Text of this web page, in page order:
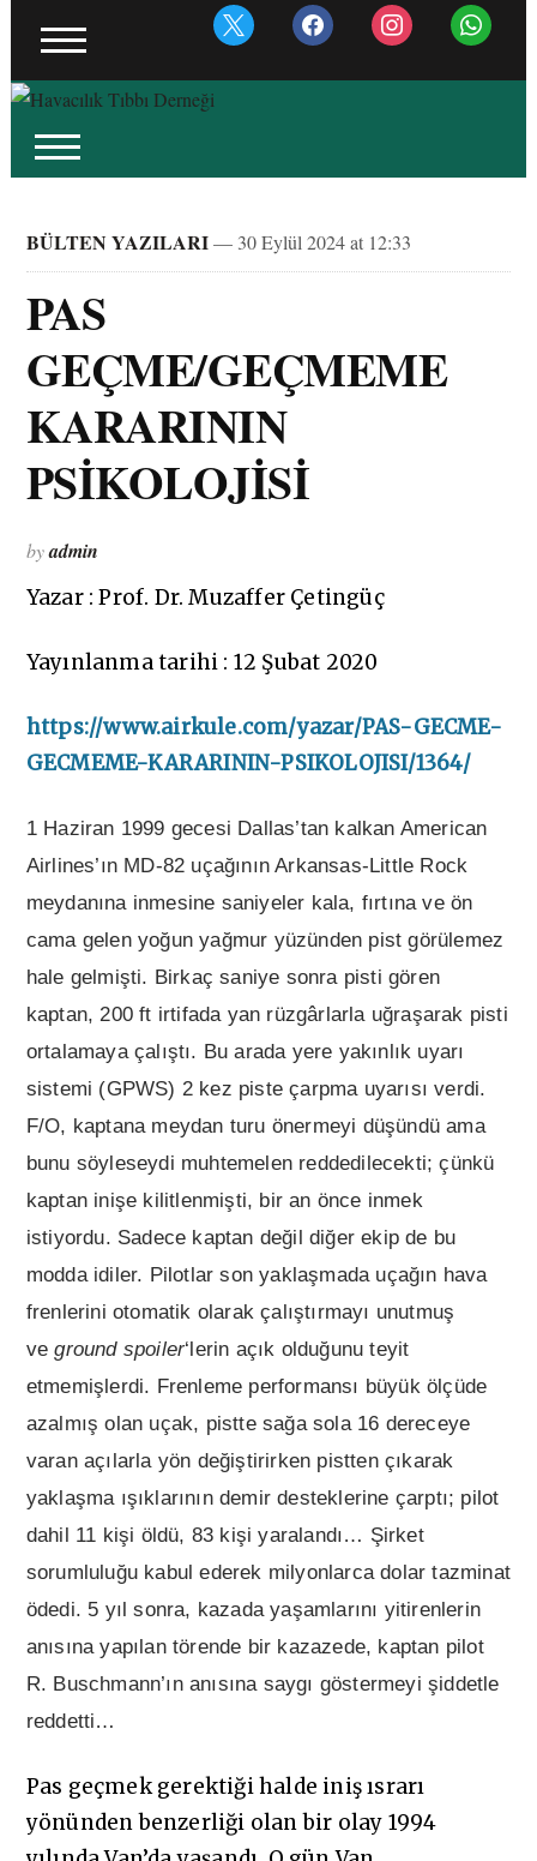
BÜLTEN YAZILARI— 30 Eylül 2024 at 12:33
PAS
GEÇME/GEÇMEME
KARARININ
PSİKOLOJİSİ
byadmin
Yazar : Prof. Dr. Muzaffer Çetingüç
Yayınlanma tarihi : 12 Şubat 2020
https://www.airkule.com/yazar/PAS-GECME-
GECMEME-KARARININ-PSIKOLOJISI/1364/
1 Haziran 1999 gecesi Dallas’tan kalkan American
Airlines’ın MD-82 uçağının Arkansas-Little Rock
meydanına inmesine saniyeler kala, fırtına ve ön
cama gelen yoğun yağmur yüzünden pist görülemez
hale gelmişti. Birkaç saniye sonra pisti gören
kaptan, 200 ft irtifada yan rüzgârlarla uğraşarak pisti
ortalamaya çalıştı. Bu arada yere yakınlık uyarı
sistemi (GPWS) 2 kez piste çarpma uyarısı verdi.
F/O, kaptana meydan turu önermeyi düşündü ama
bunu söyleseydi muhtemelen reddedilecekti; çünkü
kaptan inişe kilitlenmişti, bir an önce inmek
istiyordu. Sadece kaptan değil diğer ekip de bu
modda idiler. Pilotlar son yaklaşmada uçağın hava
frenlerini otomatik olarak çalıştırmayı unutmuş
veground spoiler‘lerin açık olduğunu teyit
etmemişlerdi. Frenleme performansı büyük ölçüde
azalmış olan uçak, pistte sağa sola 16 dereceye
varan açılarla yön değiştirirken pistten çıkarak
yaklaşma ışıklarının demir desteklerine çarptı; pilot
dahil 11 kişi öldü, 83 kişi yaralandı… Şirket
sorumluluğu kabul ederek milyonlarca dolar tazminat
ödedi. 5 yıl sonra, kazada yaşamlarını yitirenlerin
anısına yapılan törende bir kazazede, kaptan pilot
R. Buschmann’ın anısına saygı göstermeyi şiddetle
reddetti…
Pas geçmek gerektiği halde iniş ısrarı
yönünden benzerliği olan bir olay 1994